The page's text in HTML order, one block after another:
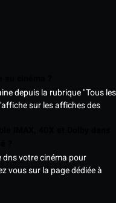
depuis la rubrique "Tous les
sur les affiches des
votre cinéma pour
vous sur la page dédiée à